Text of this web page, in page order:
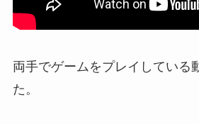
両手でゲームをプレイしている
た。